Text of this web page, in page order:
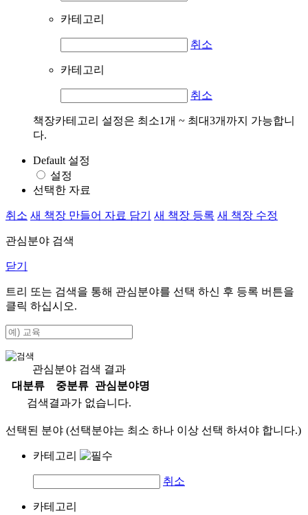
카테고리
취소
카테고리
취소
책장카테고리 설정은 최소1개 ~ 최대3개까지 가능합니
다.
Default 설정
설정
선택한 자료
취소 새 책장 만들어 자료 담기 새 책장 등록 새 책장 수정
관심분야 검색
닫기
트리 또는 검색을 통해 관심분야를 선택 하신 후 등록 버튼을
클릭 하십시오.
관심분야 검색 결과
대분류
중분류
관심분야명
검색결과가 없습니다.
선택된 분야 (선택분야는 최소 하나 이상 선택 하셔야 합니다.)
카테고리
취소
카테고리